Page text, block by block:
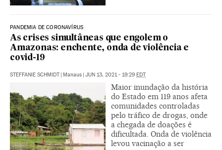
PANDEMIA DE CORONAVÍRUS
As crises simultâneas que engolem o
Amazonas: enchente, onda de violência e
covid-19
STEFFANIE SCHMIDT | Manaus | JUN 13, 2021 - 19:29 EDT
Maior inundação da história
do Estado em 119 anos afeta
comunidades controladas
pelo tráfico de drogas, onde
a chegada de doações é
dificultada. Onda de violência
levou vacinação a ser